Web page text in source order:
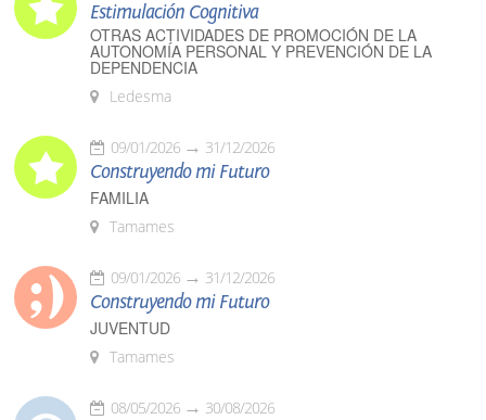
Estimulación Cognitiva
OTRAS ACTIVIDADES DE PROMOCIÓN DE LA
AUTONOMÍA PERSONAL Y PREVENCIÓN DE LA
DEPENDENCIA
Ledesma
09/01/2026 31/12/2026
Construyendo mi Futuro
FAMILIA
Tamames
09/01/2026 31/12/2026
Construyendo mi Futuro
JUVENTUD
Tamames
08/05/2026 30/08/2026